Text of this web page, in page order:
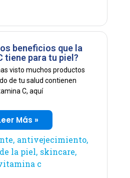
beneficios que la
tiene para tu piel?
visto muchos productos
de tu salud contienen
C, aquí
Más »
, antivejecimiento,
la piel, skincare,
c